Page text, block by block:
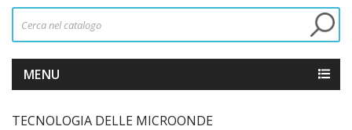
MENU
TECNOLOGIA DELLE MICROONDE